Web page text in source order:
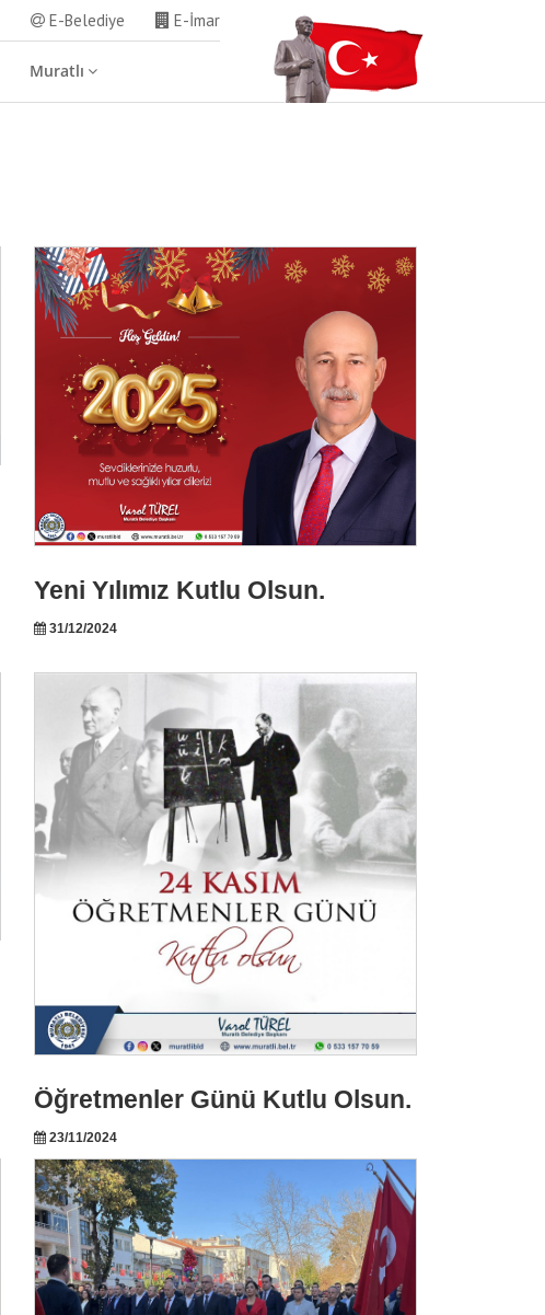
E-Belediye E-İmar
Muratlı
Yeni Yılımız Kutlu Olsun.
31/12/2024
Öğretmenler Günü Kutlu Olsun.
23/11/2024